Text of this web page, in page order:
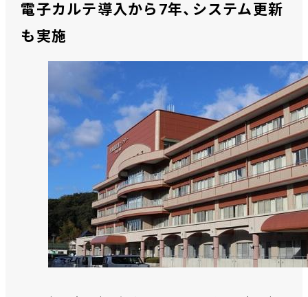
電子カルテ導入から7年、システム更新
も実施